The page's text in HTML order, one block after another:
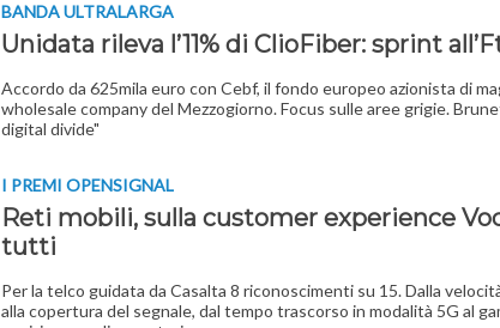
BANDA ULTRALARGA
Unidata rileva l’11% di ClioFiber: sprint
Accordo da 625mila euro con Cebf, il fondo europeo azionista di
wholesale company del Mezzogiorno. Focus sulle aree grigie.
digital divide"
I PREMI OPENSIGNAL
Reti mobili, sulla customer experience
tutti
Per la telco guidata da Casalta 8 riconoscimenti su 15. Dalla
alla copertura del segnale, dal tempo trascorso in modalità 5G al